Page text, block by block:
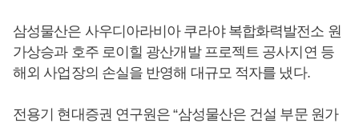
삼성물산은 사우디아라비아 쿠라야 복합화력발전소 원
가상승과 호주 로이힐 광산개발 프로젝트 공사지연 등
해외 사업장의 손실을 반영해 대규모 적자를 냈다.
전용기 현대증권 연구원은 “삼성물산은 건설 부문 원가